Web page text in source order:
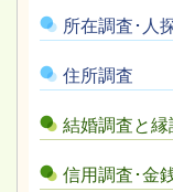
所在調査･人
住所調査
結婚調査と縁
信用調査･金